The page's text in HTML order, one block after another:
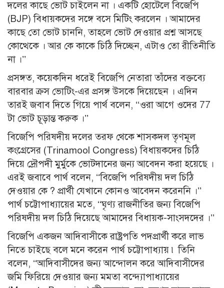
দলের কাছে ভোট চাইলেন না । একটি হোটেলে বিজেপি
(BJP) বিধায়কদের সঙ্গে বসে মিটিং করলেন । আমাদের
কাছে তো ভোট চাননি, তাহলে ভোট দেওয়ার প্রশ্ন আসছে
কোত্থেকে । আর কে কাকে চিঠি দিচ্ছেন, এটাও তো রীতিনীতি
না ।’’
প্রসঙ্গত, কয়েকদিন ধরেই বিজেপি নেতারা তাঁদের বক্তব্যে
বারবার ক্রস ভোটিং-এর প্রসঙ্গ উসকে দিয়েছেন । এদিন
তারই জবাব দিতে গিয়ে পার্থ বলেন, ‘‘ওরা আগে ওদের 77
টা ভোট চূড়ান্ত করুক ।’’
বিজেপি পরিষদীয় দলের তরফ থেকে শাসকদল তৃণমূল
কংগ্রেসের (Trinamool Congress) বিধায়কদের চিঠি
দিয়ে দ্রৌপদী মুর্মুকে ভোটদানের জন্য আবেদন করা হয়েছে ।
এরই জবাবে পার্থ বলেন, ‘‘বিজেপি পরিষদীয় দল চিঠি
দেওয়ার কে ? প্রার্থী যেখানে কোনও আবেদন করেননি ।’’
পার্থ চট্টোপাধ্যায়ের মতে, ‘‘ঘৃণ্য রাজনীতির জন্য বিজেপি
পরিষদীয় দল চিঠি দিয়েছে আমাদের বিধায়ক-সাংসদদের ।’’
বিজেপি একজন আদিবাসীকে রাষ্ট্রপতি পদপ্রার্থী করে লাভ
নিতে চাইছে বলে মনে করেন পার্থ চট্টোপাধ্যায় ৷ তিনি
বলেন, ‘‘আদিবাসীদের জন্য আন্দোলন করে আদিবাসীদের
জমি ফিরিয়ে দেওয়ার জন্য মমতা বন্দ্যোপাধ্যায়ের